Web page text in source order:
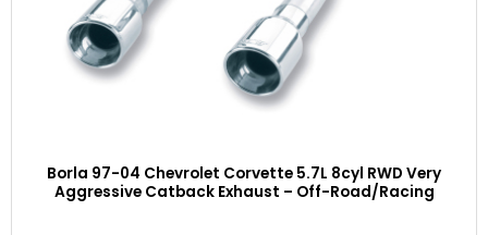
Borla 97-04 Chevrolet Corvette 5.7L 8cyl RWD Very
Aggressive Catback Exhaust – Off-Road/Racing